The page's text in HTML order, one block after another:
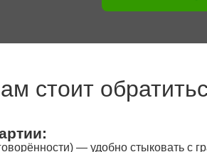
стоит
— удобно стыковать с